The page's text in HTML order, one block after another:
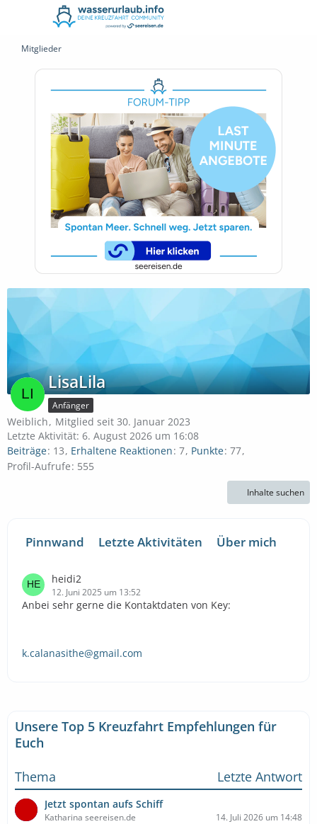
Mitglieder
LisaLila
Anfänger
Weiblich
Mitglied seit 30. Januar 2023
Letzte Aktivität: 6. August 2026 um 16:08
Beiträge 13 Erhaltene Reaktionen 7 Punkte 77
Profil-Aufrufe 555
Inhalte suchen
Pinnwand Letzte Aktivitäten Über mich
heidi2
12. Juni 2025 um 13:52
Anbei sehr gerne die Kontaktdaten von Key:
k.calanasithe@gmail.com
Unsere Top 5 Kreuzfahrt Empfehlungen für
Euch
Thema
Letzte Antwort
Jetzt spontan aufs Schiff
Katharina seereisen.de 14. Juli 2026 um 14:48